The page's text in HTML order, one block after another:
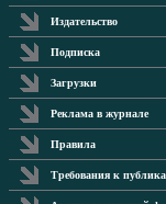
Издательство
Подписка
Загрузки
Реклама в журнале
Правила
Требования к